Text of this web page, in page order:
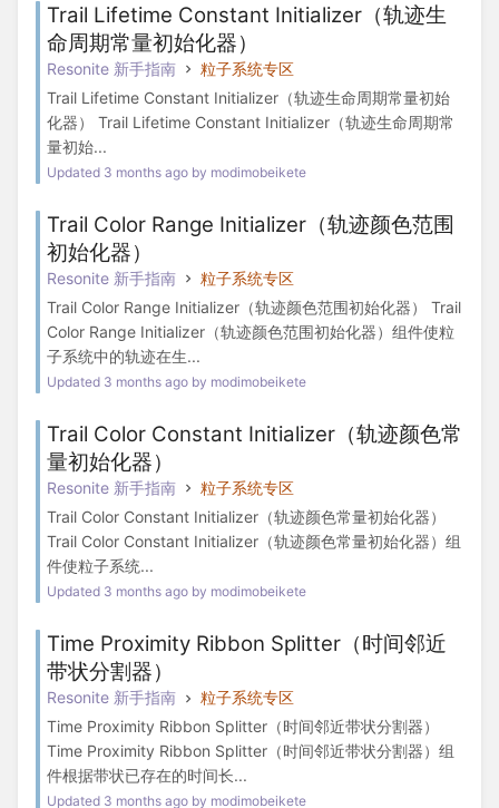
Trail Lifetime Constant Initializer（轨迹生
命周期常量初始化器）
Resonite 新手指南
粒子系统专区
Trail Lifetime Constant Initializer（轨迹生命周期常量初始
化器） Trail Lifetime Constant Initializer（轨迹生命周期常
量初始...
Updated 3 months ago by modimobeikete
Trail Color Range Initializer（轨迹颜色范围
初始化器）
Resonite 新手指南
粒子系统专区
Trail Color Range Initializer（轨迹颜色范围初始化器） Trail
Color Range Initializer（轨迹颜色范围初始化器）组件使粒
子系统中的轨迹在生...
Updated 3 months ago by modimobeikete
Trail Color Constant Initializer（轨迹颜色常
量初始化器）
Resonite 新手指南
粒子系统专区
Trail Color Constant Initializer（轨迹颜色常量初始化器）
Trail Color Constant Initializer（轨迹颜色常量初始化器）组
件使粒子系统...
Updated 3 months ago by modimobeikete
Time Proximity Ribbon Splitter（时间邻近
带状分割器）
Resonite 新手指南
粒子系统专区
Time Proximity Ribbon Splitter（时间邻近带状分割器）
Time Proximity Ribbon Splitter（时间邻近带状分割器）组
件根据带状已存在的时间长...
Updated 3 months ago by modimobeikete